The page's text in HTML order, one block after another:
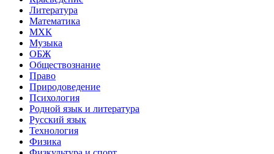
Литература
Математика
МХК
Музыка
ОБЖ
Обществознание
Право
Природоведение
Психология
Родной язык и литература
Русский язык
Технология
Физика